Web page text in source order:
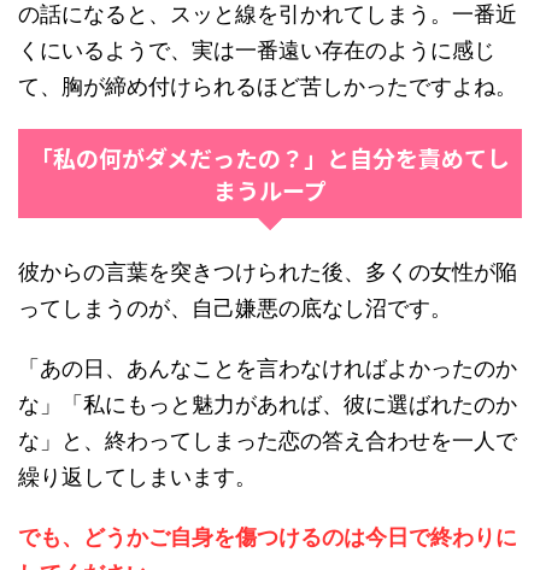
の話になると、スッと線を引かれてしまう。一番近
くにいるようで、実は一番遠い存在のように感じ
て、胸が締め付けられるほど苦しかったですよね。
「私の何がダメだったの？」と自分を責めてし
まうループ
彼からの言葉を突きつけられた後、多くの女性が陥
ってしまうのが、自己嫌悪の底なし沼です。
「あの日、あんなことを言わなければよかったのか
な」「私にもっと魅力があれば、彼に選ばれたのか
な」と、終わってしまった恋の答え合わせを一人で
繰り返してしまいます。
でも、どうかご自身を傷つけるのは今日で終わりに